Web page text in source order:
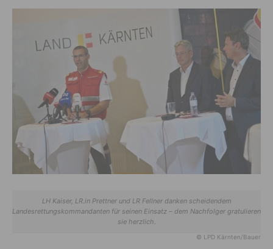
LH Kaiser, LR.in Prettner und LR Fellner danken scheidendem
Landesrettungskommandanten für seinen Einsatz – dem Nachfolger gratulieren
sie herzlich.
© LPD Kärnten/Bauer